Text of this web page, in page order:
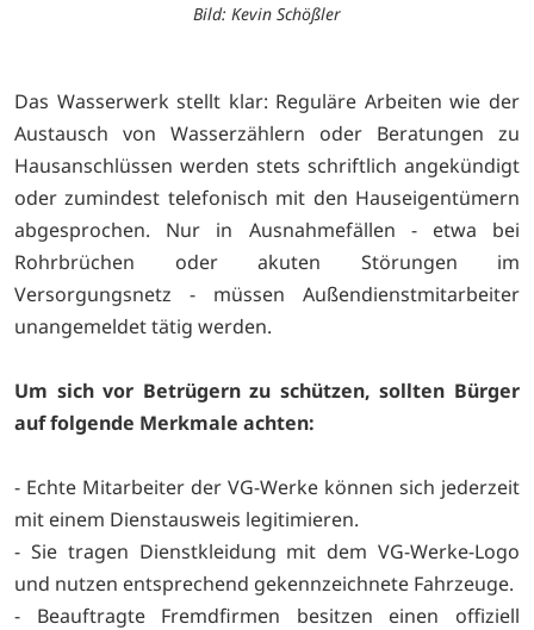
Bild: Kevin Schößler
Das Wasserwerk stellt klar: Reguläre Arbeiten wie der
Austausch von Wasserzählern oder Beratungen zu
Hausanschlüssen werden stets schriftlich angekündigt
oder zumindest telefonisch mit den Hauseigentümern
abgesprochen. Nur in Ausnahmefällen - etwa bei
Rohrbrüchen oder akuten Störungen im
Versorgungsnetz - müssen Außendienstmitarbeiter
unangemeldet tätig werden.
Um sich vor Betrügern zu schützen, sollten Bürger
auf folgende Merkmale achten:
- Echte Mitarbeiter der VG-Werke können sich jederzeit
mit einem Dienstausweis legitimieren.
- Sie tragen Dienstkleidung mit dem VG-Werke-Logo
und nutzen entsprechend gekennzeichnete Fahrzeuge.
- Beauftragte Fremdfirmen besitzen einen offiziell